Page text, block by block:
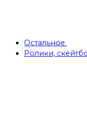
Остальное
Ролики,